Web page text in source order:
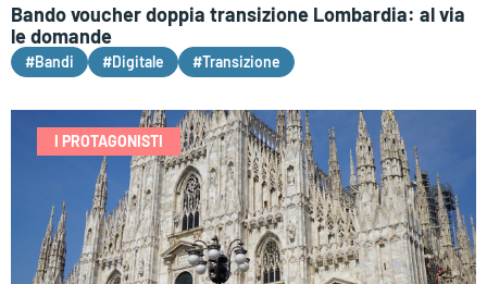
Bando voucher doppia transizione Lombardia: al via
le domande
#Bandi #Digitale #Transizione
I PROTAGONISTI